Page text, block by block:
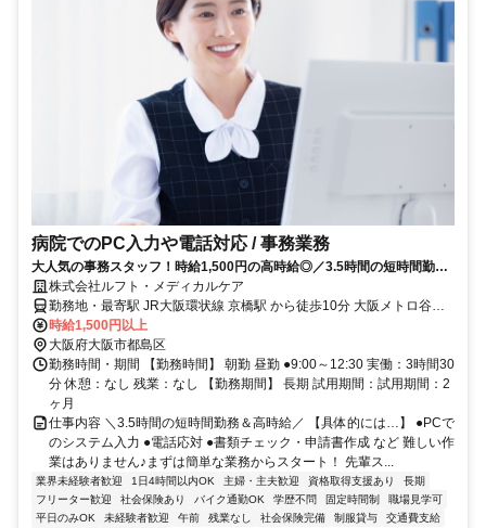
病院でのPC入力や電話対応 / 事務業務
大人気の事務スタッフ！時給1,500円の高時給◎／3.5時間の短時間勤務
／未経験・無資格OK
株式会社ルフト・メディカルケア
勤務地・最寄駅 JR大阪環状線 京橋駅 から徒歩10分 大阪メトロ谷町
線 都島駅 から徒歩10分 ☆バイク・自転車通勤可
時給1,500円以上
大阪府大阪市都島区
勤務時間・期間 【勤務時間】 朝勤 昼勤 ●9:00～12:30 実働：3時間30
分 休憩：なし 残業：なし 【勤務期間】 長期 試用期間：試用期間：2
ヶ月
仕事内容 ＼3.5時間の短時間勤務＆高時給／ 【具体的には…】 ●PCで
のシステム入力 ●電話応対 ●書類チェック・申請書作成 など 難しい作
業はありません♪まずは簡単な業務からスタート！ 先輩ス...
業界未経験者歓迎 1日4時間以内OK 主婦・主夫歓迎 資格取得支援あり
長期
フリーター歓迎
社会保険あり バイク通勤OK 学歴不問 固定時間制
職場見学可
平日のみOK
未経験者歓迎 午前 残業なし 社会保険完備 制服貸与 交通費支給